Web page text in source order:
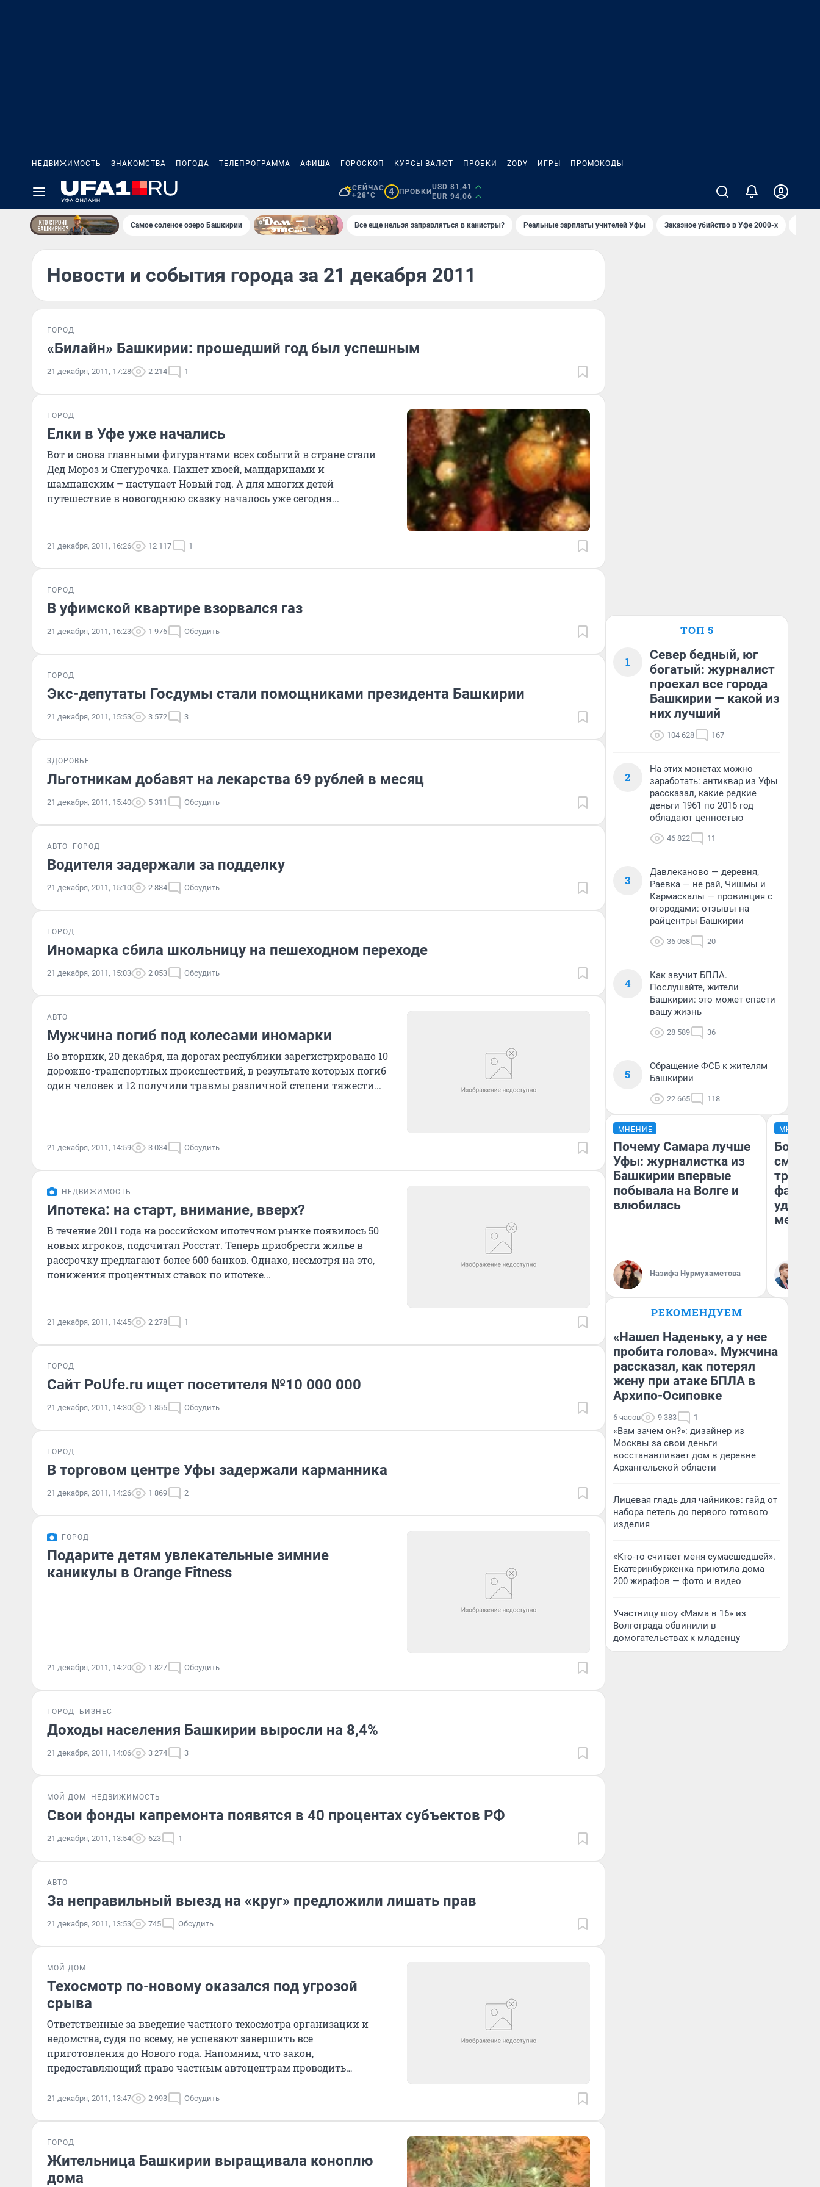
НЕДВИЖИМОСТЬ ЗНАКОМСТВА ПОГОДА ТЕЛЕПРОГРАММА АФИША ГОРОСКОП КУРСЫ ВАЛЮТ ПРОБКИ ZODY ИГРЫ ПРОМОКОДЫ
СЕЙЧАС
+28°C
4 ПРОБКИ
USD 81,41
EUR 94,06
Самое соленое озеро Башкирии Все еще нельзя заправляться в канистры? Реальные зарплаты учителей Уфы Заказное убийство в Уфе 2000-х
Новости и события города за 21 декабря 2011
ГОРОД
«Билайн» Башкирии: прошедший год был успешным
21 декабря, 2011, 17:28 2 214 1
ГОРОД
Елки в Уфе уже начались
Вот и снова главными фигурантами всех событий в стране стали
Дед Мороз и Снегурочка. Пахнет хвоей, мандаринами и
шампанским – наступает Новый год. А для многих детей
путешествие в новогоднюю сказку началось уже сегодня...
21 декабря, 2011, 16:26 12 117 1
ГОРОД
В уфимской квартире взорвался газ
21 декабря, 2011, 16:23 1 976 Обсудить
ГОРОД
Экс-депутаты Госдумы стали помощниками президента Башкирии
21 декабря, 2011, 15:53 3 572 3
ЗДОРОВЬЕ
Льготникам добавят на лекарства 69 рублей в месяц
21 декабря, 2011, 15:40 5 311 Обсудить
АВТО ГОРОД
Водителя задержали за подделку
21 декабря, 2011, 15:10 2 884 Обсудить
ГОРОД
Иномарка сбила школьницу на пешеходном переходе
21 декабря, 2011, 15:03 2 053 Обсудить
АВТО
Мужчина погиб под колесами иномарки
Во вторник, 20 декабря, на дорогах республики зарегистрировано 10
дорожно-транспортных происшествий, в результате которых погиб
один человек и 12 получили травмы различной степени тяжести...
21 декабря, 2011, 14:59 3 034 Обсудить
НЕДВИЖИМОСТЬ
Ипотека: на старт, внимание, вверх?
В течение 2011 года на российском ипотечном рынке появилось 50
новых игроков, подсчитал Росстат. Теперь приобрести жилье в
рассрочку предлагают более 600 банков. Однако, несмотря на это,
понижения процентных ставок по ипотеке...
21 декабря, 2011, 14:45 2 278 1
ГОРОД
Сайт PoUfe.ru ищет посетителя №10 000 000
21 декабря, 2011, 14:30 1 855 Обсудить
ГОРОД
В торговом центре Уфы задержали карманника
21 декабря, 2011, 14:26 1 869 2
ГОРОД
Подарите детям увлекательные зимние
каникулы в Orange Fitness
21 декабря, 2011, 14:20 1 827 Обсудить
ГОРОД БИЗНЕС
Доходы населения Башкирии выросли на 8,4%
21 декабря, 2011, 14:06 3 274 3
МОЙ ДОМ НЕДВИЖИМОСТЬ
Свои фонды капремонта появятся в 40 процентах субъектов РФ
21 декабря, 2011, 13:54 623 1
АВТО
За неправильный выезд на «круг» предложили лишать прав
21 декабря, 2011, 13:53 745 Обсудить
МОЙ ДОМ
Техосмотр по-новому оказался под угрозой
срыва
Ответственные за введение частного техосмотра организации и
ведомства, судя по всему, не успевают завершить все
приготовления до Нового года. Напомним, что закон,
предоставляющий право частным автоцентрам проводить
21 декабря, 2011, 13:47 2 993 Обсудить
ГОРОД
Жительница Башкирии выращивала коноплю
дома
ТОП 5
1
Север бедный, юг
богатый: журналист
проехал все города
Башкирии — какой из
них лучший
104 628 167
2
На этих монетах можно
заработать: антиквар из Уфы
рассказал, какие редкие
деньги 1961 по 2016 год
обладают ценностью
46 822 11
3
Давлеканово — деревня,
Раевка — не рай, Чишмы и
Кармаскалы — провинция с
огородами: отзывы на
райцентры Башкирии
36 058 20
4
Как звучит БПЛА.
Послушайте, жители
Башкирии: это может спасти
вашу жизнь
28 589 36
5
Обращение ФСБ к жителям
Башкирии
22 665 118
МНЕНИЕ
Почему Самара лучше
Уфы: журналистка из
Башкирии впервые
побывала на Волге и
влюбилась
Назифа Нурмухаметова
МНЕНИЕ
месте
РЕКОМЕНДУЕМ
«Нашел Наденьку, а у нее
пробита голова». Мужчина
рассказал, как потерял
жену при атаке БПЛА в
Архипо-Осиповке
6 часов 9 383 1
«Вам зачем он?»: дизайнер из
Москвы за свои деньги
восстанавливает дом в деревне
Архангельской области
Лицевая гладь для чайников: гайд от
набора петель до первого готового
изделия
«Кто-то считает меня сумасшедшей».
Екатеринбурженка приютила дома
200 жирафов — фото и видео
Участницу шоу «Мама в 16» из
Волгограда обвинили в
домогательствах к младенцу